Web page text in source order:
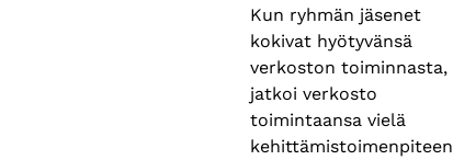
Kun ryhmän jäsenet
kokivat hyötyvänsä
verkoston toiminnasta,
jatkoi verkosto
toimintaansa vielä
kehittämistoimenpiteen